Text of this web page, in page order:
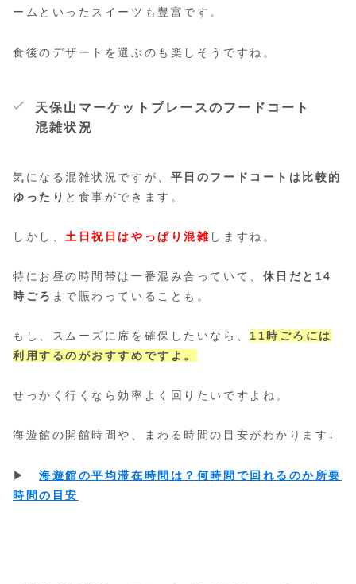
ームといったスイーツも豊富です。
食後のデザートを選ぶのも楽しそうですね。
天保山マーケットプレースのフードコート
混雑状況
気になる混雑状況ですが、 平日のフードコートは比較的
ゆったり と食事ができます。
しかし、 土日祝日はやっぱり混雑 しますね。
特にお昼の時間帯は一番混み合っていて、 休日だと14
時ごろ まで賑わっていることも。
もし、スムーズに席を確保したいなら、 11時ごろには
利用するのがおすすめですよ。
せっかく行くなら効率よく回りたいですよね。
海遊館の開館時間や、まわる時間の目安がわかります↓
▶海遊館の平均滞在時間は？何時間で回れるのか所要
時間の目安